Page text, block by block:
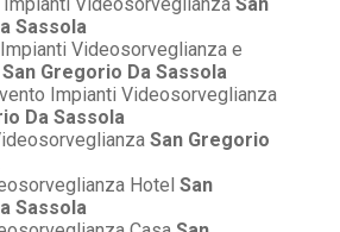
Sassola
Videosorveglianza e
San Gregorio Da Sassola
Impianti Videosorveglianza
Da Sassola
San Gregorio
Hotel San
Sassola